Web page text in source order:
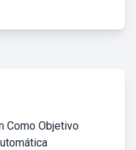
Como Objetivo